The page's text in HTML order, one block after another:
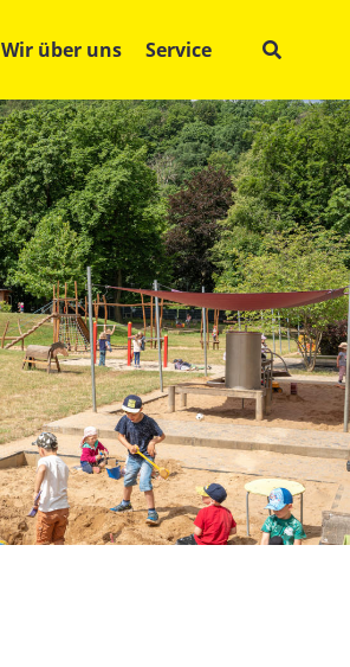
Wir über uns Service